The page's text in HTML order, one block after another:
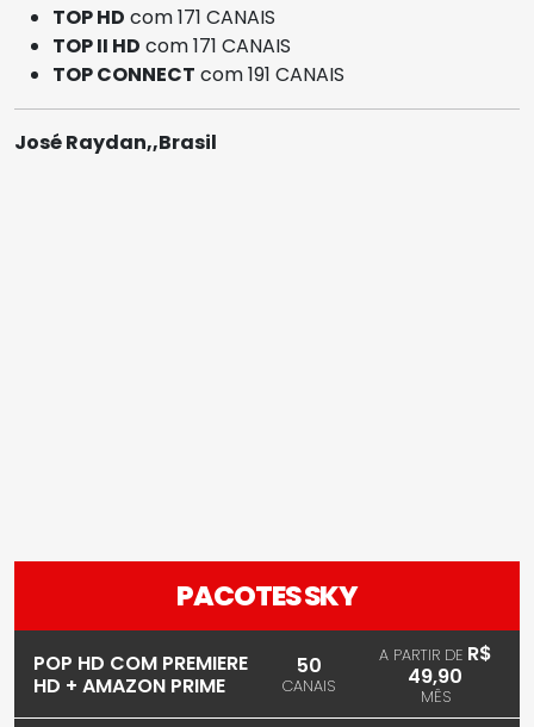
TOP HD com 171 CANAIS
TOP II HD com 171 CANAIS
TOP CONNECT com 191 CANAIS
José Raydan,,Brasil
PACOTES SKY
POP HD COM PREMIERE
HD + AMAZON PRIME
50
CANAIS
A PARTIR DE R$
49,90
MÊS